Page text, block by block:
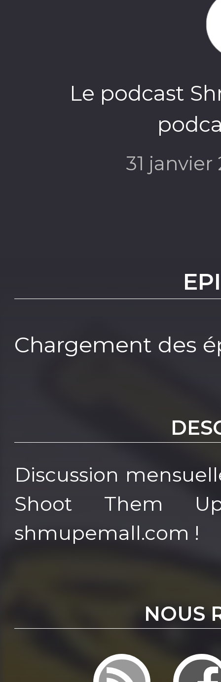
Le podcast
31
Chargement des
Discussion
Shoot Them
shmupemall.com !
NOUS